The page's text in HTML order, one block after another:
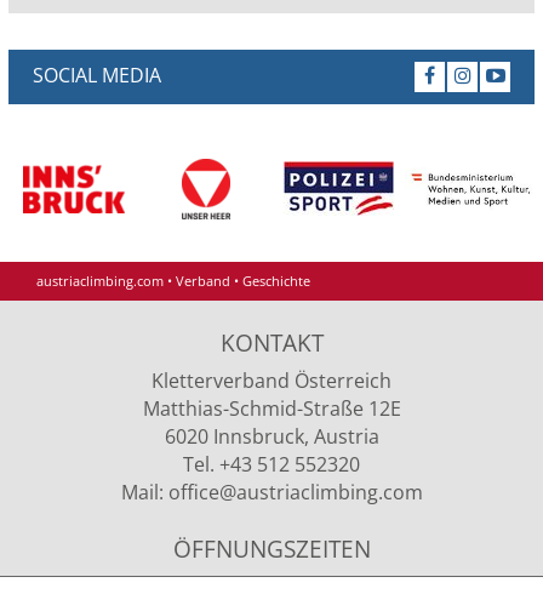
SOCIAL MEDIA
austriaclimbing.com • Verband • Geschichte
KONTAKT
Kletterverband Österreich
Matthias-Schmid-Straße 12E
6020 Innsbruck, Austria
Tel. +43 512 552320
Mail: office@austriaclimbing.com
ÖFFNUNGSZEITEN